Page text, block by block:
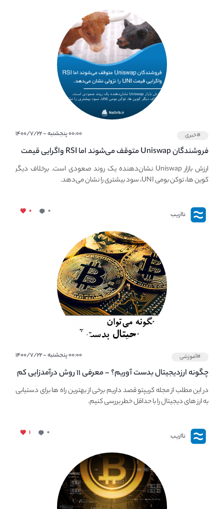
#خبری ۰۰:۰۰ پنجشنبه - ۱۴۰۰/۷/۲۲
فروشندگان Uniswap متوقف می‌شوند اما RSI واگرایی قیمت
UNI نزولی را توسعه می‌دهد.
ارزش بازار Uniswap نشان‌دهنده یک روند صعودی است. برخلاف دیگر
کوین ها، توکن بومی UNI، سود بیشتری را نشان می‌دهد.
نااریب ۰ ۰
#آموزشی ۰۰:۰۰ پنجشنبه - ۱۴۰۰/۷/۲۲
چگونه ارزدیجیتال بدست آوریم؟ - معرفی ۱۱ روش درآمدزایی کم
ریسک از کریپتو
در این مطلب از مجله کریپتو قصد داریم برخی از بهترین راه ها برای دستیابی
به ارز های دیجیتال را با حداقل خطر بررسی کنیم.
نااریب ۰ ۱